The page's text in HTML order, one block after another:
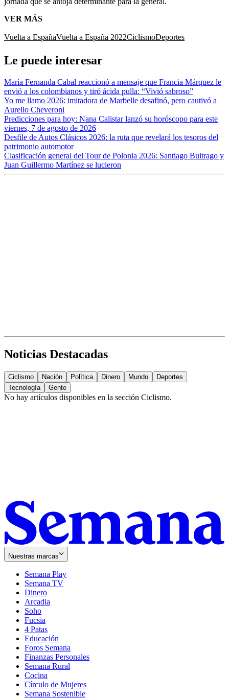
VER MÁS
Vuelta a EspañaVuelta a España 2022CiclismoDeportes
Le puede interesar
María Fernanda Cabal reaccionó a mensaje que Francia Márquez le
envió a los colombianos y tiró ácida pulla: “Vivió sabroso”
Yo me llamo 2026: imitadora de Marbelle desafinó, pero cautivó a
Aurelio Cheveroni
Predicciones para hoy: Nana Calistar lanzó su horóscopo para este
viernes, 7 de agosto de 2026
Desfile de Autos Clásicos 2026: la ruta que revelará los tesoros del
patrimonio automotor
Clasificación general del Tour de Polonia 2026: Santiago Buitrago y
Juan Guillermo Martínez se lucieron
Noticias Destacadas
Ciclismo Nación Política Dinero Mundo
Deportes
Tecnología
Gente
No hay artículos disponibles en la sección Ciclismo.
Nuestras marcas
Semana Play
Semana TV
Dinero
Arcadia
Soho
in
new
window
Fucsia
in
new
window
4 Patas
Educación
Foros Semana
Finanzas Personales
Semana Rural
Cocina
Círculo de Mujeres
Semana Sostenible